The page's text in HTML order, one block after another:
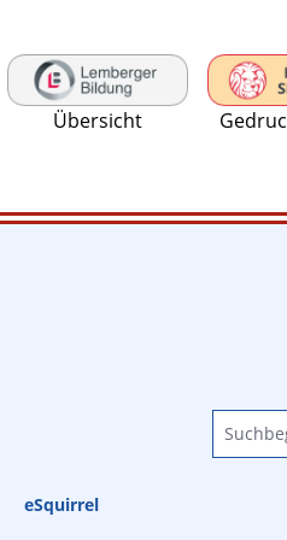
Übersicht
eSquirrel